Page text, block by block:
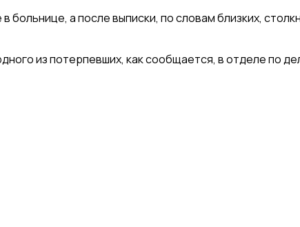
а после выписки, по словам близких,
из потерпевших, как сообщается, в отделе по